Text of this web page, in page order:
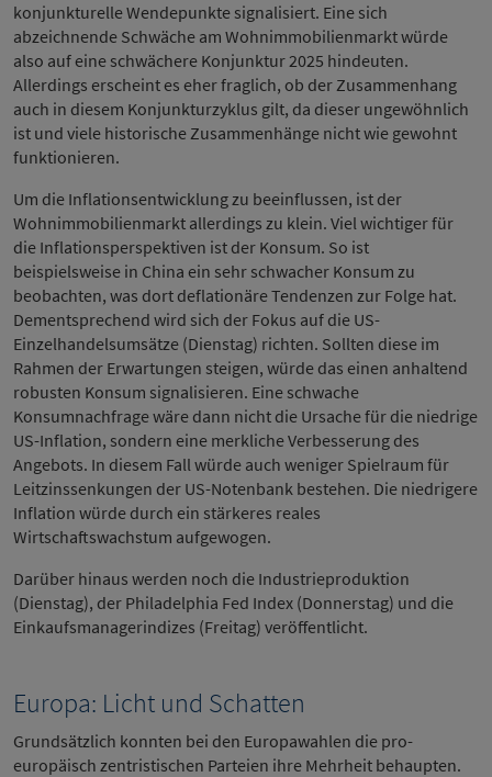
konjunkturelle Wendepunkte signalisiert. Eine sich
abzeichnende Schwäche am Wohnimmobilienmarkt würde
also auf eine schwächere Konjunktur 2025 hindeuten.
Allerdings erscheint es eher fraglich, ob der Zusammenhang
auch in diesem Konjunkturzyklus gilt, da dieser ungewöhnlich
ist und viele historische Zusammenhänge nicht wie gewohnt
funktionieren.
Um die Inflationsentwicklung zu beeinflussen, ist der
Wohnimmobilienmarkt allerdings zu klein. Viel wichtiger für
die Inflationsperspektiven ist der Konsum. So ist
beispielsweise in China ein sehr schwacher Konsum zu
beobachten, was dort deflationäre Tendenzen zur Folge hat.
Dementsprechend wird sich der Fokus auf die US-
Einzelhandelsumsätze (Dienstag) richten. Sollten diese im
Rahmen der Erwartungen steigen, würde das einen anhaltend
robusten Konsum signalisieren. Eine schwache
Konsumnachfrage wäre dann nicht die Ursache für die niedrige
US-Inflation, sondern eine merkliche Verbesserung des
Angebots. In diesem Fall würde auch weniger Spielraum für
Leitzinssenkungen der US-Notenbank bestehen. Die niedrigere
Inflation würde durch ein stärkeres reales
Wirtschaftswachstum aufgewogen.
Darüber hinaus werden noch die Industrieproduktion
(Dienstag), der Philadelphia Fed Index (Donnerstag) und die
Einkaufsmanagerindizes (Freitag) veröffentlicht.
Europa: Licht und Schatten
Grundsätzlich konnten bei den Europawahlen die pro-
europäisch zentristischen Parteien ihre Mehrheit behaupten.